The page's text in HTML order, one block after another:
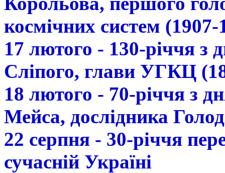
космічних систем (1907-
17 лютого - 130-річчя з
Сліпого, глави УГКЦ
18 лютого - 70-річчя з
Мейса, дослідника
22 серпня - 30-річчя
сучасній Україні